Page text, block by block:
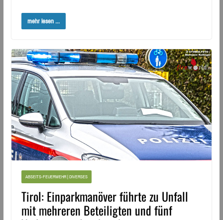
mehr lesen ...
ABSEITS-FEUERWEHR | DIVERSES
Tirol: Einparkmanöver führte zu Unfall
mit mehreren Beteiligten und fünf